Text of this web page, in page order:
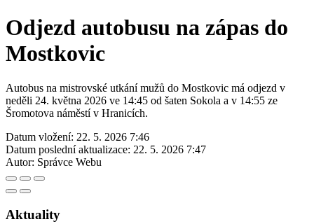
Odjezd autobusu na zápas do
Mostkovic
Autobus na mistrovské utkání mužů do Mostkovic má odjezd v
neděli 24. května 2026 ve 14:45 od šaten Sokola a v 14:55 ze
Šromotova náměstí v Hranicích.
Datum vložení: 22. 5. 2026 7:46
Datum poslední aktualizace: 22. 5. 2026 7:47
Autor: Správce Webu
Aktuality